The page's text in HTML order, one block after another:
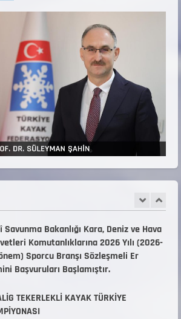
Kurul ve Alt Kurul Üyelerimiz
Temmuz 2026
KOŞU VE BİATHLON 3.KADEME
KURSU DUYURUSU
Temmuz 2026
Savunma Bakanlığı Kara, Deniz ve Hava
Komutanlıklarına 2026 Yılı (2026-
TEKERLEKLİ KAYAK TÜRKİYE
Temmuz 2026
TEKERLEKLİ KAYAK TÜRKİYE
GÖREVLİ LİSTESİ